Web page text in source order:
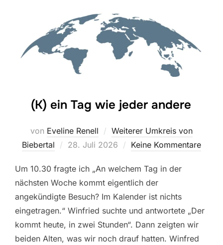
(K) ein Tag wie jeder andere
von Eveline Renell
Weiterer Umkreis von
Biebertal
Veröffentlicht
28. Juli 2026 Keine Kommentare
Um 10.30 fragte ich „An welchem Tag in der
nächsten Woche kommt eigentlich der
angekündigte Besuch? Im Kalender ist nichts
eingetragen.“ Winfried suchte und antwortete „Der
kommt heute, in zwei Stunden“. Dann zeigten wir
beiden Alten, was wir noch drauf hatten. Winfred